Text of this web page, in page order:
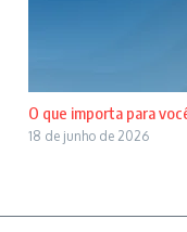
O que importa para
18 de junho de 2026